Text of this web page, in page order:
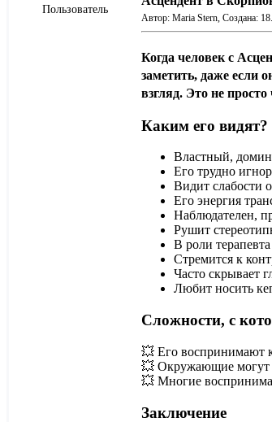
Пользователь
Автор: Maria Stern, Создана:
Когда человек с
заметить, даже если
взгляд. Это не
Каким его видят?
Властный,
Его трудно
Видит слабости
Его энергия
Наблюдателен,
Рушит
В роли
Стремится к
Часто скрывает
Любит носить
Сложности, с
💥 Его воспринимают
💥 Окружающие могут
💥 Многие
Заключение